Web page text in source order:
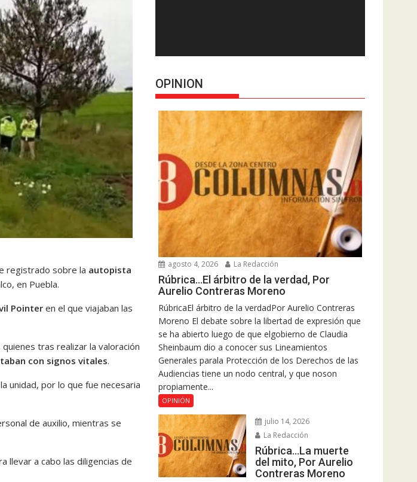
registrado sobre la autopista
en Puebla.
Pointeren el que viajaban las
tras realizar la valoración
con signos vitales.
unidad, por lo que fue necesaria
de auxilio, mientras se
llevar a cabo las diligencias de
OPINION
agosto 4, 2026 La Redacción
Rúbrica…El árbitro de la verdad, Por
Aurelio Contreras Moreno
RúbricaEl árbitro de la verdadPor Aurelio Contreras
Moreno El debate sobre la libertad de expresión que
se ha abierto luego de que elgobierno de Claudia
Sheinbaum dio a conocer sus Lineamientos
Generales parala Protección de los Derechos de las
Audiencias tiene un nodo central, y que noson
propiamente...
OPINIÓN
julio 14, 2026
La Redacción
Rúbrica…La muerte
del mito, Por Aurelio
Contreras Moreno